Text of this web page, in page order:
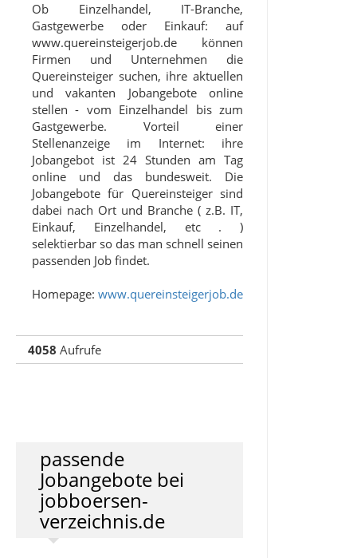
Ob Einzelhandel, IT-Branche,
Gastgewerbe oder Einkauf: auf
www.quereinsteigerjob.de können
Firmen und Unternehmen die
Quereinsteiger suchen, ihre aktuellen
und vakanten Jobangebote online
stellen - vom Einzelhandel bis zum
Gastgewerbe. Vorteil einer
Stellenanzeige im Internet: ihre
Jobangebot ist 24 Stunden am Tag
online und das bundesweit. Die
Jobangebote für Quereinsteiger sind
dabei nach Ort und Branche ( z.B. IT,
Einkauf, Einzelhandel, etc . )
selektierbar so das man schnell seinen
passenden Job findet.
Homepage: www.quereinsteigerjob.de
4058 Aufrufe
passende
Jobangebote bei
jobboersen-
verzeichnis.de